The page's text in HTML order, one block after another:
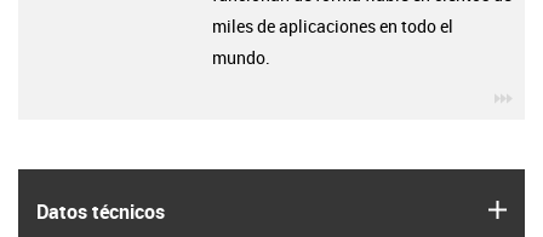
Datos técnicos
miles de aplicaciones en todo el
mundo.